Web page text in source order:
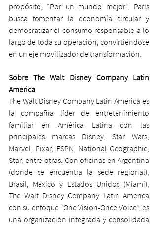
propósito, “Por un mundo mejor”, Paris
busca fomentar la economía circular y
democratizar el consumo responsable a lo
largo de toda su operación, convirtiéndose
en un eje movilizador de transformación.
Sobre The Walt Disney Company Latin
America
The Walt Disney Company Latin America es
la compañía líder de entretenimiento
familiar en América Latina con las
principales marcas Disney, Star Wars,
Marvel, Pixar, ESPN, National Geographic,
Star, entre otras. Con oficinas en Argentina
(donde se encuentra la sede regional),
Brasil, México y Estados Unidos (Miami),
The Walt Disney Company Latin America
con su enfoque “One Vision-Once Voice”, es
una organización integrada y consolidada